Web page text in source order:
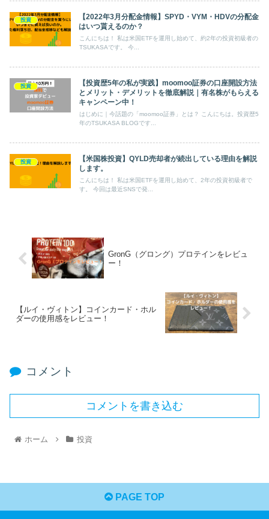
投資
【2022年3月分配金情報】SPYD・VYM・HDVの分配金
はいつ貰えるのか？
こんにちは！ 私は米国ETFを運用し始めて、約2年の投資初級者の
TSUKASAです。 今...
投資
【投資歴5年の私が実践】moomoo証券の口座開設方法
とメリット・デメリットを徹底解説｜有名株がもらえる
キャンペーン中！
はじめに｜今話題の「moomoo証券」とは？ こんにちは。投資歴5
年のTSUKASA BLOGです...
投資
【米国株投資】QYLD売却者が続出している理由を解説
します。
こんにちは！ 私は米国ETFを運用し始めて、2年の投資初級者で
す。 今回は最近SNSで発...
GronG（グロング）プロテインをレビュ
ー！
【ルイ・ヴィトン】コインカード・ホル
ダーの使用感をレビュー！
コメント
コメントを書き込む
ホーム 投資
PAGE TOP